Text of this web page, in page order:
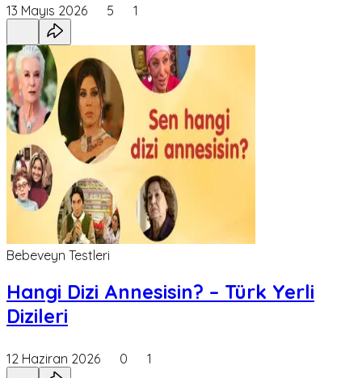
13 Mayıs 2026 5 1
Bebeveyn Testleri
Hangi Dizi Annesisin? – Türk Yerli
Dizileri
12 Haziran 2026 0 1